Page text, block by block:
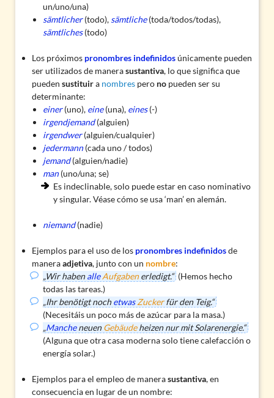
un/uno/una)
sämtlicher(todo), sämtliche(toda/todos/todas),
sämtliches(todo)
Los próximos pronombres indefinidosúnicamente pueden
ser utilizados de manerasustantiva, lo que significa que
puedensustituira nombres pero no pueden ser su
determinante:
einer(uno), eine(una), eines(-)
irgendjemand(alguien)
irgendwer(alguien/cualquier)
jedermann(cada uno / todos)
jemand(alguien/nadie)
man(uno/una; se)
Es indeclinable, solo puede estar en caso nominativo
y singular. Véasecómo se usa ‘man’ en alemán.
niemand(nadie)
Ejemplos para el uso de los pronombres indefinidosde
maneraadjetiva, junto con un nombre:
„Wir habenalle Aufgabenerledigt.“ (Hemos hecho
todas las tareas.)
„Ihr benötigt nochetwas Zuckerfür den Teig.“
(Necesitáis un poco más de azúcar para la masa.)
„MancheneuenGebäudeheizen nur mit Solarenergie.“
(Alguna que otra casa moderna solo tiene calefacción o
energía solar.)
Ejemplos para el empleo de manerasustantiva, en
consecuencia en lugar de un nombre: